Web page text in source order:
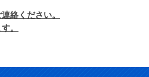
絡ください。
。